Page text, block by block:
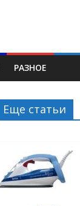
РАЗНОЕ
Еще статьи